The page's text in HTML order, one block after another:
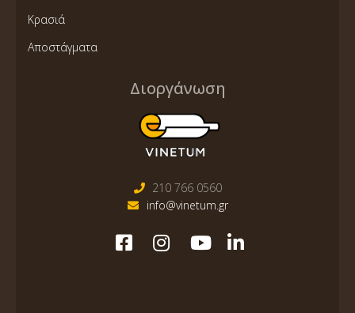
Κρασιά
Αποστάγματα
Διοργάνωση
210 766 0560
info@vinetum.gr